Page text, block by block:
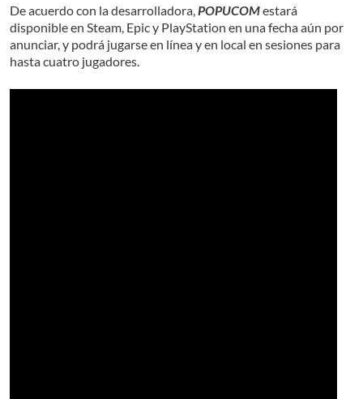
De acuerdo con la desarrolladora, POPUCOMestará
disponible en Steam, Epic y PlayStation en una fecha aún por
anunciar, y podrá jugarse en línea y en local en sesiones para
hasta cuatro jugadores.